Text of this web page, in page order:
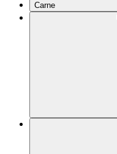
Carne